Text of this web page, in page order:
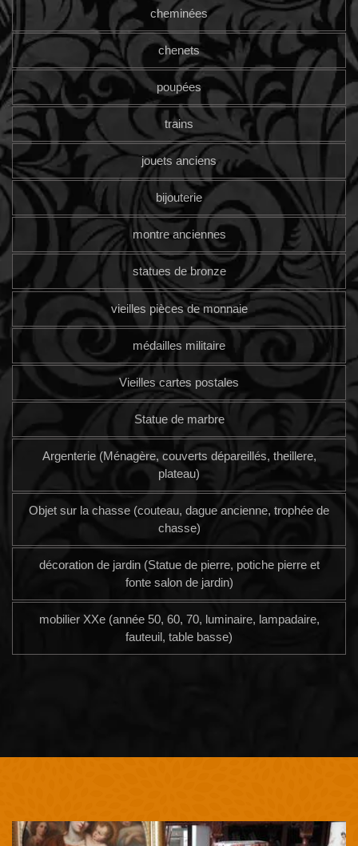
cheminées
chenets
poupées
trains
jouets anciens
bijouterie
montre anciennes
statues de bronze
vieilles pièces de monnaie
médailles militaire
Vieilles cartes postales
Statue de marbre
Argenterie (Ménagère, couverts dépareillés, theillere,
plateau)
Objet sur la chasse (couteau, dague ancienne, trophée de
chasse)
décoration de jardin (Statue de pierre, potiche pierre et
fonte salon de jardin)
mobilier XXe (année 50, 60, 70, luminaire, lampadaire,
fauteuil, table basse)